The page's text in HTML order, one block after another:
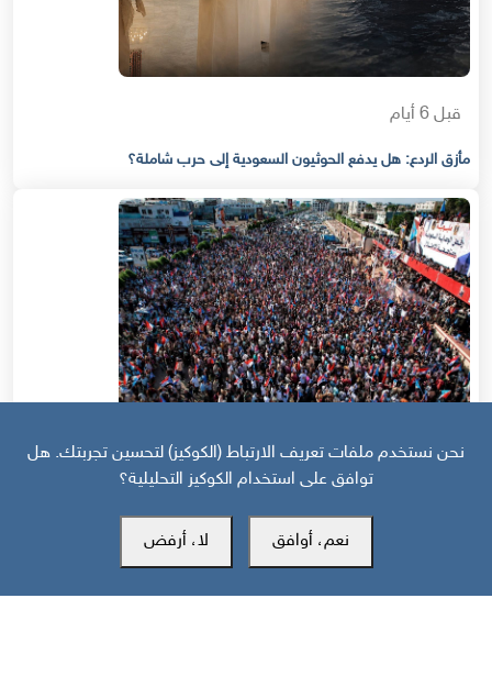
قبل 6 أيام
مأزق الردع: هل يدفع الحوثيون السعودية إلى حرب شاملة؟
حرب أهلية محتملة إذا استمر القمع السعودي لجنوب اليمن
نحن نستخدم ملفات تعريف الارتباط (الكوكيز) لتحسين تجربتك. هل
توافق على استخدام الكوكيز التحليلية؟
نعم، أوافق لا، أرفض